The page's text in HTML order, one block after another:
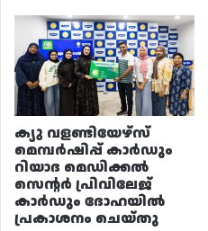
ക്യു വളണ്ടിയേഴ്‌സ്
മെമ്പർഷിപ്പ് കാർഡും
റിയാദ മെഡിക്കൽ
സെന്റർ പ്രിവിലേജ്
കാർഡും ദോഹയിൽ
പ്രകാശനം ചെയ്തു